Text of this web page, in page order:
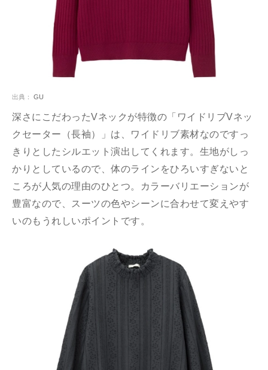
出典： GU
深さにこだわったVネックが特徴の「ワイドリブVネッ
クセーター（長袖）」は、ワイドリブ素材なのですっ
きりとしたシルエット演出してくれます。生地がしっ
かりとしているので、体のラインをひろいすぎないと
ころが人気の理由のひとつ。カラーバリエーションが
豊富なので、スーツの色やシーンに合わせて変えやす
いのもうれしいポイントです。